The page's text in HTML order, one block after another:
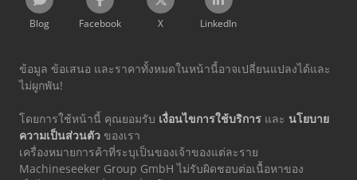
Blog Facebook X LinkedIn
ข้อมูล ข้อเสนอ และราคาทั้งหมดในหน้านี้อาจเปลี่ยนแปลงได้และ
ไม่ผูกพัน!
โดยการใช้หน้านี้ คุณยอมรับ เงื่อนไขการใช้บริการ และ นโยบาย
ความเป็นส่วนตัว ของเรา
เครื่องหมายการค้าที่ระบุเป็นของเจ้าของแต่ละราย
Machineseeker Group GmbH ไม่รับผิดชอบต่อเนื้อหาของ